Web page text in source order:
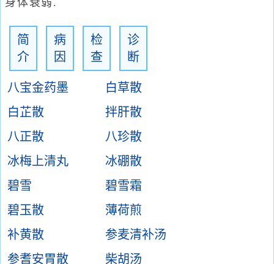
身体衰弱.
简
介
病
因
检
查
诊
断
八宝金药墨
白草散
白芷散
拌肝散
八正散
八珍散
冰梅上清丸
冰硼散
碧雪
碧雪霜
碧玉散
薄荷煎
补黄散
参麦清补汤
参耆安胃散
柴胡汤